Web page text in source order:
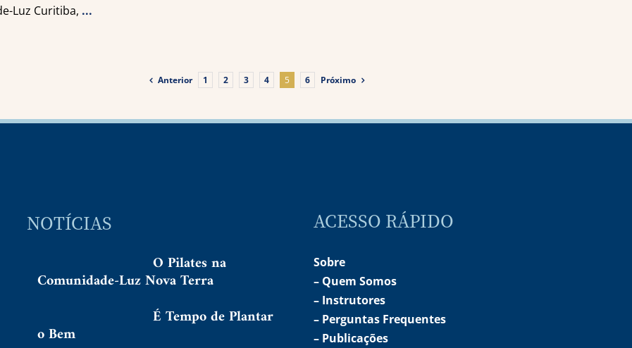
Luz Curitiba, ...
Anterior 1 2 3 4 5 6 Próximo
NOTÍCIAS
O Pilates na
Comunidade-Luz Nova Terra
É Tempo de Plantar
o Bem
ACESSO RÁPIDO
Sobre
– Quem Somos
– Instrutores
– Perguntas Frequentes
– Publicações